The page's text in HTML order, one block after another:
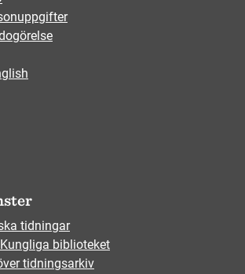
tidningar
biblioteket
tidningsarkiv